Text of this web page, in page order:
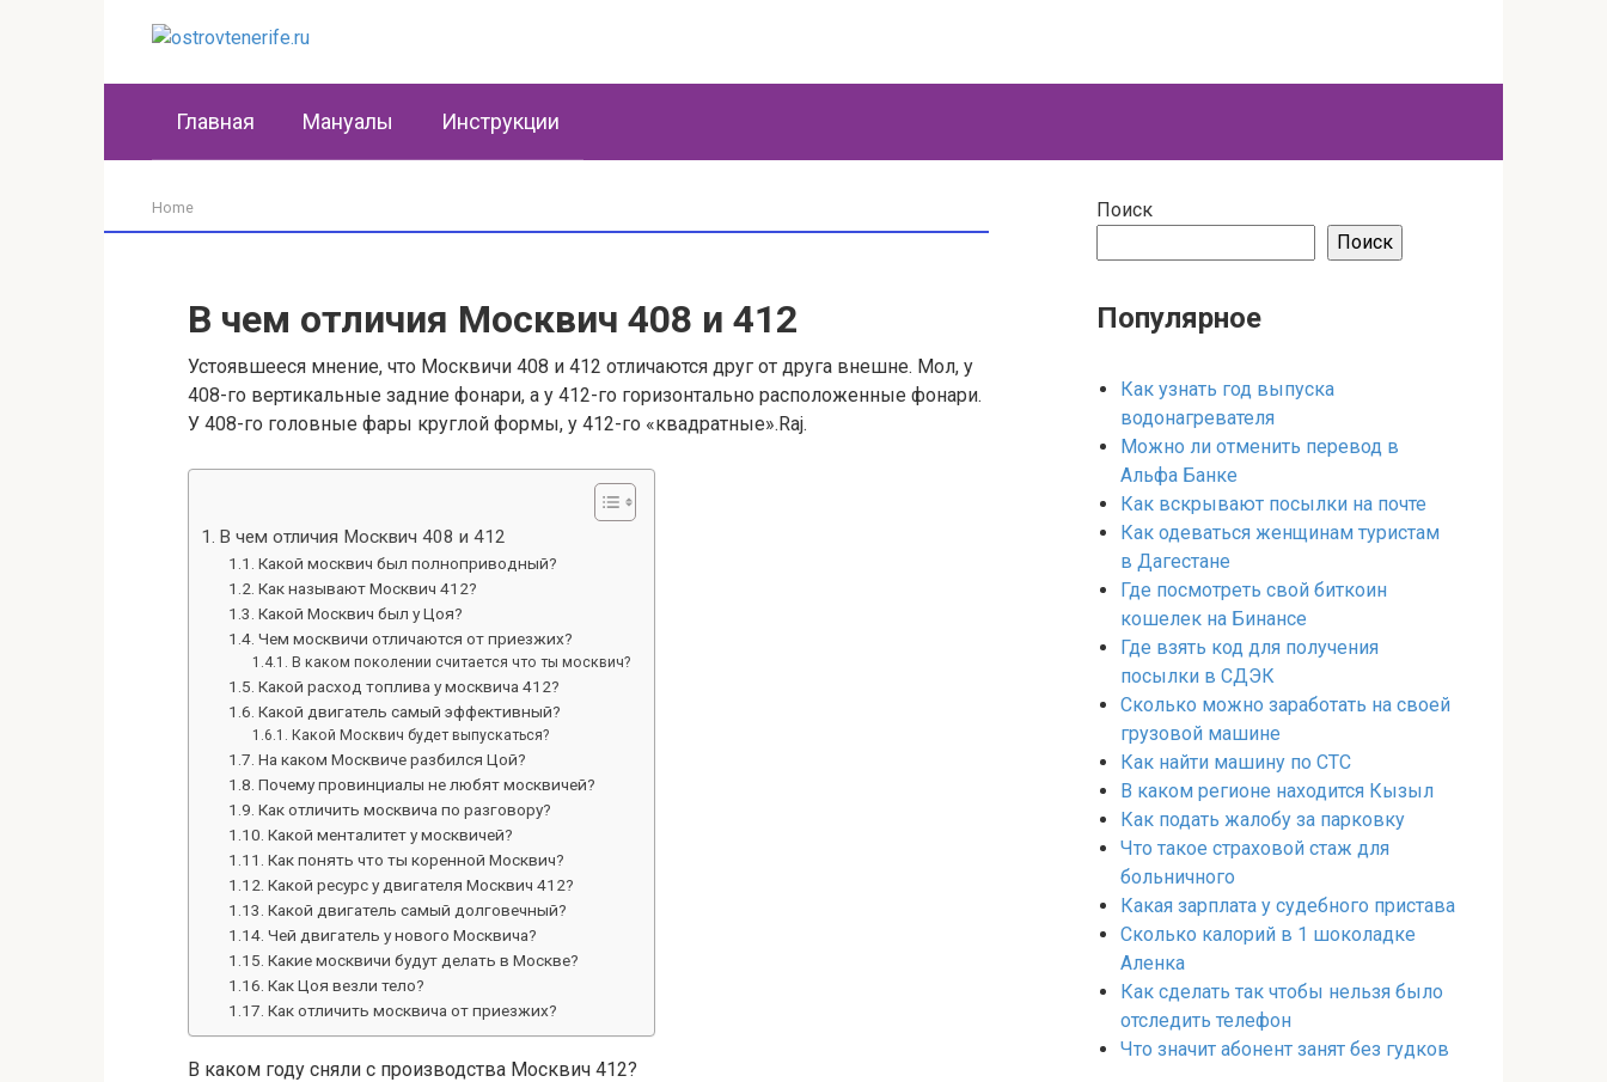
Главная Мануалы Инструкции
Home
В чем отличия Москвич 408 и 412
Устоявшееся мнение, что Москвичи 408 и 412 отличаются друг от друга внешне. Мол, у
408-го вертикальные задние фонари, а у 412-го горизонтально расположенные фонари.
У 408-го головные фары круглой формы, у 412-го «квадратные».Raj.
В чем отличия Москвич 408 и 412
Какой москвич был полноприводный?
Как называют Москвич 412?
Какой Москвич был у Цоя?
Чем москвичи отличаются от приезжих?
В каком поколении считается что ты москвич?
Какой расход топлива у москвича 412?
Какой двигатель самый эффективный?
Какой Москвич будет выпускаться?
На каком Москвиче разбился Цой?
Почему провинциалы не любят москвичей?
Как отличить москвича по разговору?
Какой менталитет у москвичей?
Как понять что ты коренной Москвич?
Какой ресурс у двигателя Москвич 412?
Какой двигатель самый долговечный?
Чей двигатель у нового Москвича?
Какие москвичи будут делать в Москве?
Как Цоя везли тело?
Как отличить москвича от приезжих?
В каком году сняли с производства Москвич 412?
Поиск
Поиск
Популярное
Как узнать год выпуска
водонагревателя
Можно ли отменить перевод в
Альфа Банке
Как вскрывают посылки на почте
Как одеваться женщинам туристам
в Дагестане
Где посмотреть свой биткоин
кошелек на Бинансе
Где взять код для получения
посылки в СДЭК
Сколько можно заработать на своей
грузовой машине
Как найти машину по СТС
В каком регионе находится Кызыл
Как подать жалобу за парковку
Что такое страховой стаж для
больничного
Какая зарплата у судебного пристава
Сколько калорий в 1 шоколадке
Аленка
Как сделать так чтобы нельзя было
отследить телефон
Что значит абонент занят без гудков